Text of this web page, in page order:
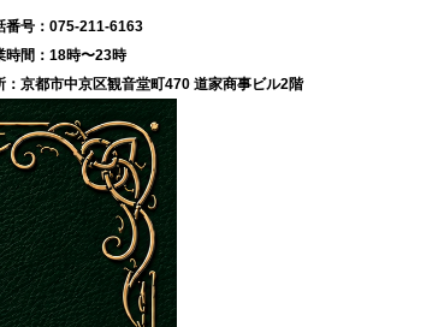
075-211-6163
18時〜23時
京都市中京区観音堂町470 道家商事ビル2階